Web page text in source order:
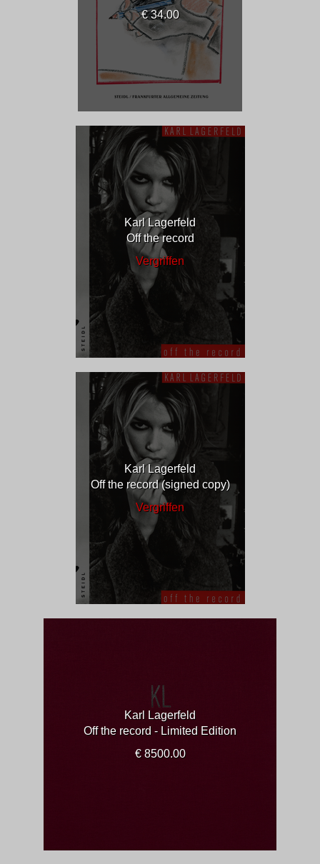
€ 34.00
Karl Lagerfeld
Off the record
Vergriffen
Karl Lagerfeld
Off the record (signed copy)
Vergriffen
Karl Lagerfeld
Off the record - Limited Edition
€ 8500.00